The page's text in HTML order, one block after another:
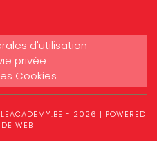
d'utilisation
privée
Cookies
- 2026 | POWERED
WEB